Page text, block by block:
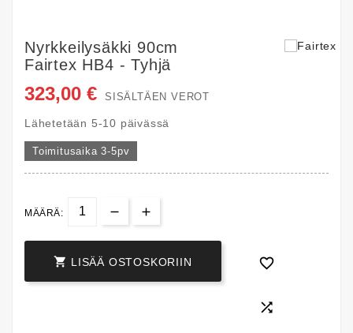
Nyrkkeilysäkki 90cm
Fairtex HB4 - Tyhjä
323,00 € SISÄLTÄEN VEROT
Lähetetään 5-10 päivässä
Toimitusaika 3-5pv
MÄÄRÄ:
 LISÄÄ OSTOSKORIIN 
